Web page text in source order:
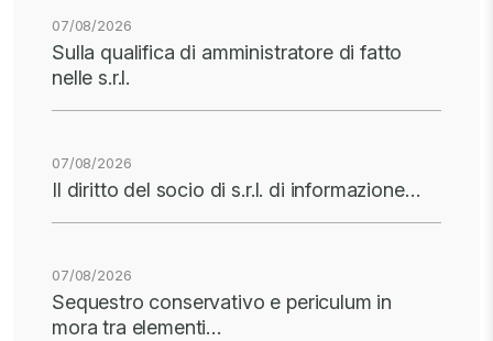
07/08/2026
Sulla qualifica di amministratore di fatto
nelle s.r.l.
07/08/2026
Il diritto del socio di s.r.l. di informazione…
07/08/2026
Sequestro conservativo e periculum in
mora tra elementi…